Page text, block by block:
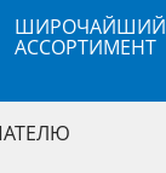
ШИРОЧАЙШИЙ
АССОРТИМЕНТ